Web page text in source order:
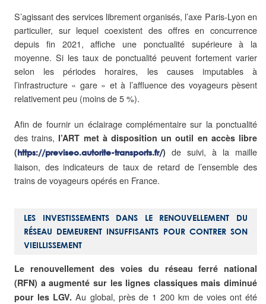
S’agissant des services librement organisés, l’axe Paris-Lyon en
particulier, sur lequel coexistent des offres en concurrence
depuis fin 2021, affiche une ponctualité supérieure à la
moyenne. Si les taux de ponctualité peuvent fortement varier
selon les périodes horaires, les causes imputables à
l’infrastructure « gare » et à l’affluence des voyageurs pèsent
relativement peu (moins de 5 %).
Afin de fournir un éclairage complémentaire sur la ponctualité
des trains, l’ART met à disposition un outil en accès libre
( https://previseo.autorite-transports.fr/) de suivi, à la maille
liaison, des indicateurs de taux de retard de l’ensemble des
trains de voyageurs opérés en France.
LES INVESTISSEMENTS DANS LE RENOUVELLEMENT DU
RÉSEAU DEMEURENT INSUFFISANTS POUR CONTRER SON
VIEILLISSEMENT
Le renouvellement des voies du réseau ferré national
(RFN) a augmenté sur les lignes classiques mais diminué
pour les LGV.Au global, près de 1 200 km de voies ont été